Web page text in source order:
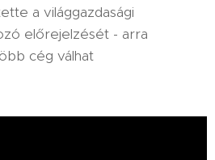
a világgazdasági
előrejelzését - arra
cég válhat